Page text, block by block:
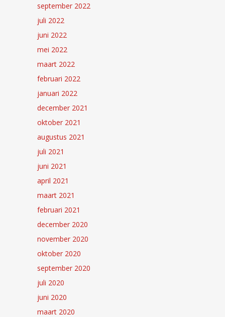
september 2022
juli 2022
juni 2022
mei 2022
maart 2022
februari 2022
januari 2022
december 2021
oktober 2021
augustus 2021
juli 2021
juni 2021
april 2021
maart 2021
februari 2021
december 2020
november 2020
oktober 2020
september 2020
juli 2020
juni 2020
maart 2020